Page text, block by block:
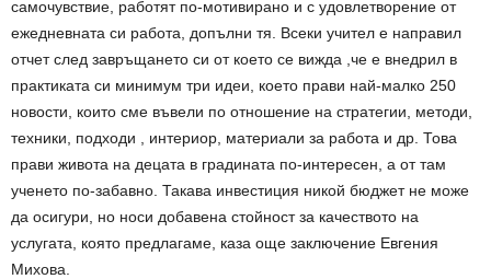
самочувствие, работят по-мотивирано и с удовлетворение от
ежедневната си работа, допълни тя. Всеки учител е направил
отчет след завръщането си от което се вижда ,че е внедрил в
практиката си минимум три идеи, което прави най-малко 250
новости, които сме въвели по отношение на стратегии, методи,
техники, подходи , интериор, материали за работа и др. Това
прави живота на децата в градината по-интересен, а от там
ученето по-забавно. Такава инвестиция никой бюджет не може
да осигури, но носи добавена стойност за качеството на
услугата, която предлагаме, каза още заключение Евгения
Михова.